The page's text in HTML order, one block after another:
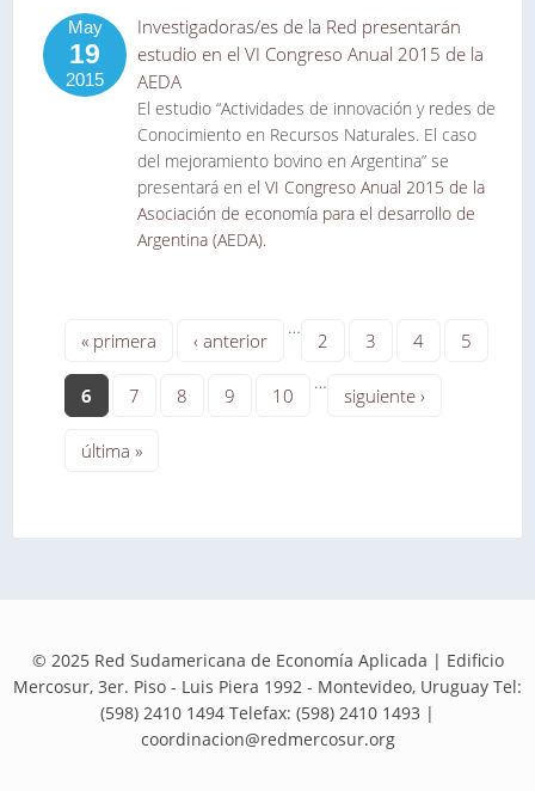
May
19
2015
Investigadoras/es de la Red presentarán
estudio en el VI Congreso Anual 2015 de la
AEDA
El estudio “Actividades de innovación y redes de
Conocimiento en Recursos Naturales. El caso
del mejoramiento bovino en Argentina” se
presentará en el VI Congreso Anual 2015 de la
Asociación de economía para el desarrollo de
Argentina (AEDA).
« primera ‹ anterior
…
2 3 4 5
6 7 8 9 10
…
siguiente ›
última »
© 2025 Red Sudamericana de Economía Aplicada | Edificio
Mercosur, 3er. Piso - Luis Piera 1992 - Montevideo, Uruguay Tel:
(598) 2410 1494 Telefax: (598) 2410 1493 |
coordinacion@redmercosur.org